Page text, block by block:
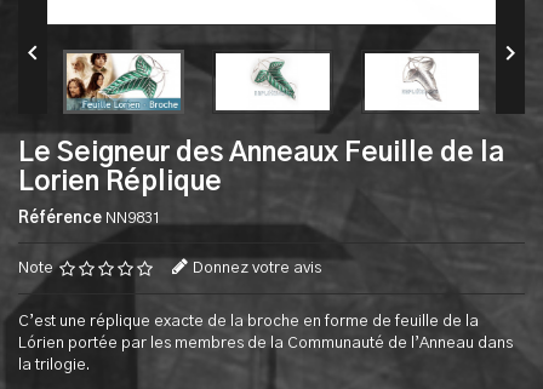
 
Le Seigneur des Anneaux Feuille de la
Lorien Réplique
Référence NN9831
Note Donnez votre avis
C’est une réplique exacte de la broche en forme de feuille de la
Lórien portée par les membres de la Communauté de l’Anneau dans
la trilogie.